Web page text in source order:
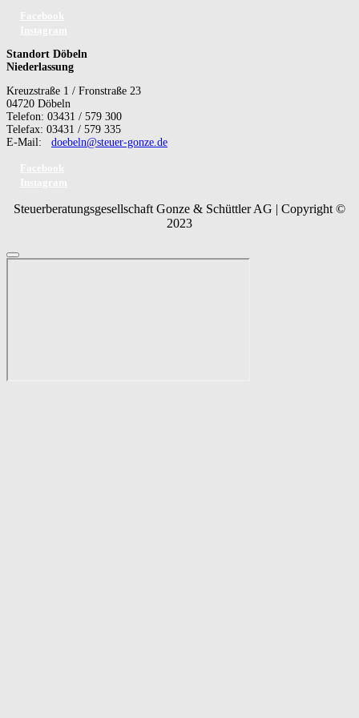
Standort Döbeln
Niederlassung
Kreuzstraße 1 / Fronstraße 23
04720 Döbeln
Telefon: 03431 / 579 300
Telefax: 03431 / 579 335
E-Mail: doebeln@steuer-gonze.de
Steuerberatungsgesellschaft Gonze & Schüttler AG | Copyright ©
2023